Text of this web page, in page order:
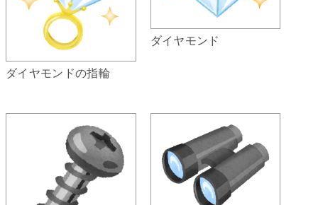
ダイヤモンドの指輪
ダイヤモンド